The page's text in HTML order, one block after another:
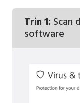
Trin 1: Scan
software